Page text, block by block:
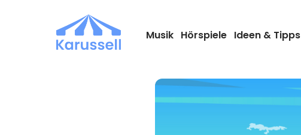
Musik Hörspiele Ideen & Tipps